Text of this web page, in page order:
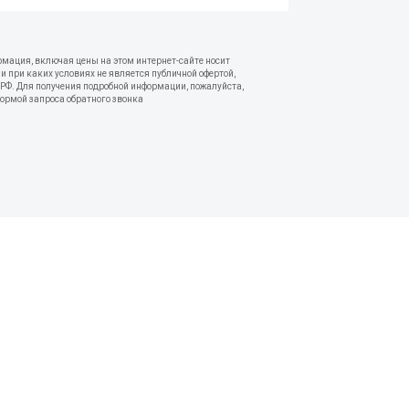
включая цены на этом интернет-сайте носит
каких условиях не является публичной офертой,
Для получения подробной информации, пожалуйста,
запроса обратного звонка